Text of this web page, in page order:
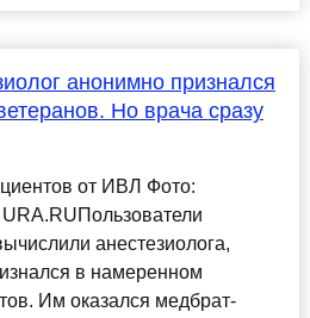
анонимно признался
Но врача сразу
от ИВЛ Фото:
анестезиолога,
в намеренном
Им оказался медбрат-